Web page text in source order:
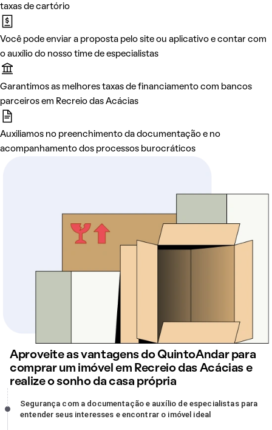
taxas de cartório
Você pode enviar a proposta pelo site ou aplicativo e contar com
o auxílio do nosso time de especialistas
Garantimos as melhores taxas de financiamento com bancos
parceiros em Recreio das Acácias
Auxiliamos no preenchimento da documentação e no
acompanhamento dos processos burocráticos
Aproveite as vantagens do QuintoAndar para
comprar um imóvel em Recreio das Acácias e
realize o sonho da casa própria
Segurança com a documentação e auxílio de especialistas para
entender seus interesses e encontrar o imóvel ideal, incompleto
Segurança com a documentação e auxílio de especialistas para
entender seus interesses e encontrar o imóvel ideal